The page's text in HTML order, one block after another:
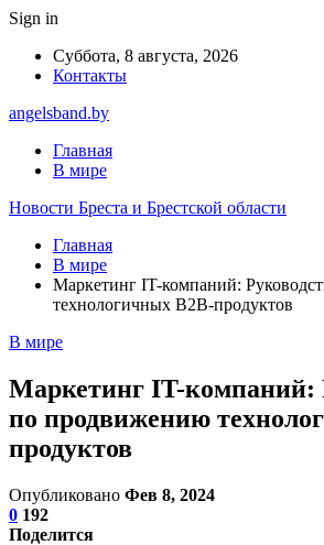
Sign in
Суббота, 8 августа, 2026
Контакты
angelsband.by
Главная
В мире
Новости Бреста и Брестской области
Главная
В мире
Маркетинг IT-компаний:
технологичных B2B-продуктов
В мире
Маркетинг IT-компаний:
по продвижению
продуктов
Опубликовано Фев 8, 2024
0 192
Поделится